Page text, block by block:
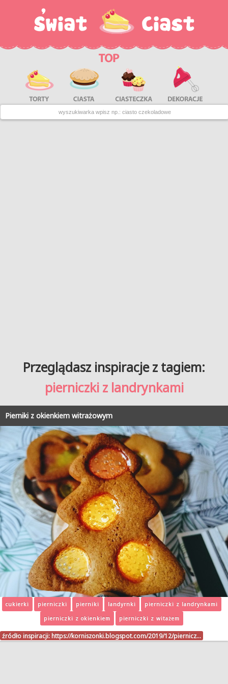
Przeglądasz inspiracje z tagiem:
pierniczki z landrynkami
Pierniki z okienkiem witrażowym
cukierki pierniczki pierniki landyrnki
pierniczki z landrynkami
pierniczki z okienkiem
pierniczki z witażem
źródło inspiracji: https://korniszonki.blogspot.com/2019/12/piernicz…